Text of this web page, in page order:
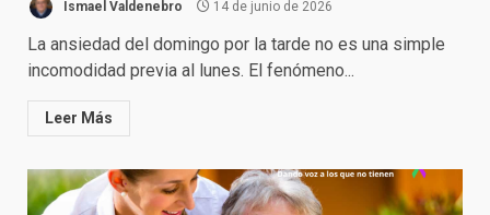
Ismael Valdenebro 14 de junio de 2026
La ansiedad del domingo por la tarde no es una simple
incomodidad previa al lunes. El fenómeno...
Leer Más